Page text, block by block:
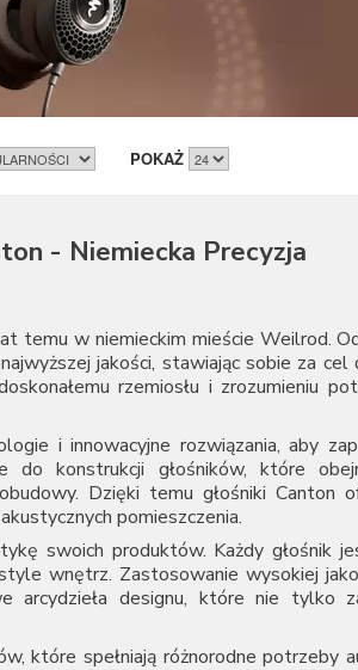
POKAŻ
- Niemiecka Precyzja
temu w niemieckim mieście Weilrod.
jakości, stawiając sobie za cel
rzemiosłu i zrozumieniu
i innowacyjne rozwiązania, aby
do konstrukcji głośników, które
Dzięki temu głośniki Canton
pomieszczenia.
swoich produktów. Każdy głośnik
wnętrz. Zastosowanie wysokiej
arcydzieła designu, które nie tylko
które spełniają różnorodne potrzeby